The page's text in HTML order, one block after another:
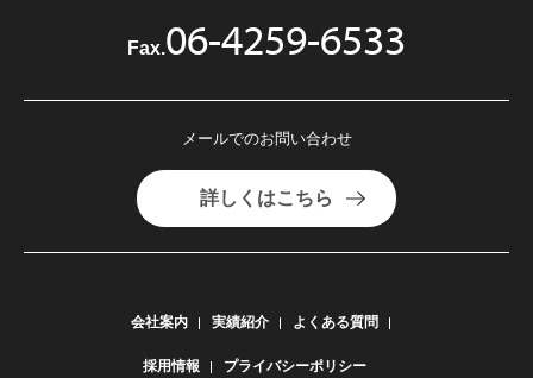
Fax.06-4259-6533
メールでのお問い合わせ
詳しくはこちら
会社案内 実績紹介 よくある質問
採用情報 プライバシーポリシー